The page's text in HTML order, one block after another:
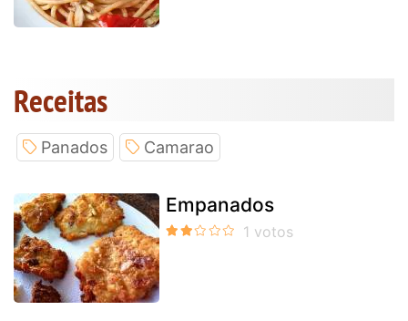
Receitas
Panados Camarao
Empanados